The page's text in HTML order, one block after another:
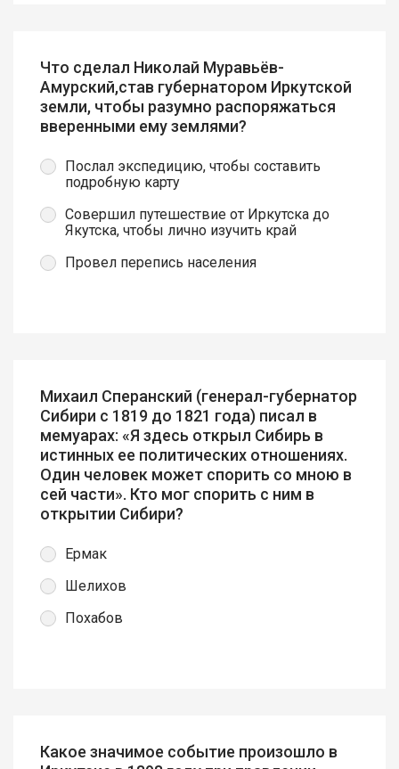
Что сделал Николай Муравьёв-
Амурский,став губернатором Иркутской
земли, чтобы разумно распоряжаться
вверенными ему землями?
Послал экспедицию, чтобы составить
подробную карту
Совершил путешествие от Иркутска до
Якутска, чтобы лично изучить край
Провел перепись населения
Михаил Сперанский (генерал-губернатор
Сибири с 1819 до 1821 года) писал в
мемуарах: «Я здесь открыл Сибирь в
истинных ее политических отношениях.
Один человек может спорить со мною в
сей части». Кто мог спорить с ним в
открытии Сибири?
Ермак
Шелихов
Похабов
Какое значимое событие произошло в